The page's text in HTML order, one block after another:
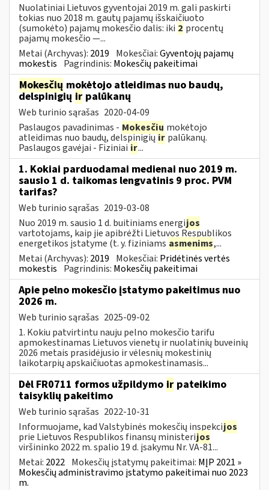
Nuolatiniai Lietuvos gyventojai 2019 m. gali paskirti
tokias nuo 2018 m. gautų pajamų išskaičiuoto
(sumokėto) pajamų mokesčio dalis: iki 2 procentų
pajamų mokesčio —...
Metai (Archyvas): 2019 Mokesčiai:Gyventojų pajamų
mokestis Pagrindinis: Mokesčių pakeitimai
Mokesčių mokėtojo atleidimas nuo baudų,
delspinigių ir palūkanų
Web turinio sąrašas 2020-04-09
Paslaugos pavadinimas - Mokesčių mokėtojo
atleidimas nuo baudų, delspinigiųir palūkanų.
Paslaugos gavėjai - Fiziniai ir...
1. Kokiai parduodamai medienai nuo 2019 m.
sausio 1 d. taikomas lengvatinis 9 proc. PVM
tarifas?
Web turinio sąrašas 2019-03-08
Nuo 2019 m. sausio 1 d. buitiniams energijos
vartotojams, kaip jie apibrėžti Lietuvos Respublikos
energetikos įstatyme (t. y. fiziniams asmenims,...
Metai (Archyvas): 2019 Mokesčiai: Pridėtinės vertės
mokestis Pagrindinis: Mokesčių pakeitimai
Apie pelno mokesčio įstatymo pakeitimus nuo
2026 m.
Web turinio sąrašas 2025-09-02
1. Kokiu patvirtintu nauju pelno mokesčio tarifu
apmokestinamas Lietuvos vienetų ir nuolatinių buveinių
2026 metais prasidėjusio ir vėlesnių mokestinių
laikotarpių apskaičiuotas apmokestinamasis...
Dėl FR0711 formos užpildymo ir pateikimo
taisyklių pakeitimo
Web turinio sąrašas 2022-10-31
Informuojame, kad Valstybinės mokesčių inspekcijos
prie Lietuvos Respublikos finansų ministerijos
viršininko 2022 m. spalio 19 d. įsakymu Nr. VA-81...
Metai: 2022 Mokesčių įstatymų pakeitimai: MĮP 2021 »
Mokesčių administravimo įstatymo pakeitimai nuo 2023
m.